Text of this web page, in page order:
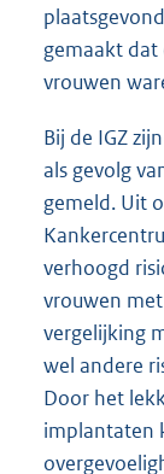
gemaakt dat
vrouwen
Bij de IGZ
als gevolg
gemeld. Uit
verhoogd
vrouwen
vergelijking
wel andere
Door het
implantaten